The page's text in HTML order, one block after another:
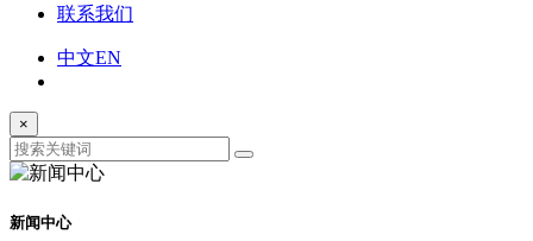
联系我们
中文EN
×
新闻中心